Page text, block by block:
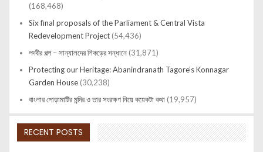
(168,468)
Six final proposals of the Parliament & Central Vista
Redevelopment Project (54,436)
পদবীর গল্প – সান্যালদের শিকড়ের সন্ধানে (31,871)
Protecting our Heritage: Abanindranath Tagore’s Konnagar
Garden House (30,238)
বাংলার পোড়ামাটির মন্দির ও তার সংরক্ষণ নিয়ে কয়েকটা কথা (19,957)
RECENT POSTS